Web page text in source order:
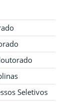
Seletivos